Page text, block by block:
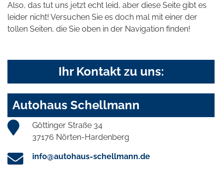
Also, das tut uns jetzt echt leid, aber diese Seite gibt es
leider nicht! Versuchen Sie es doch mal mit einer der
tollen Seiten, die Sie oben in der Navigation finden!
Ihr Kontakt zu uns:
Autohaus Schellmann
Göttinger Straße 34
37176 Nörten-Hardenberg
info@autohaus-schellmann.de